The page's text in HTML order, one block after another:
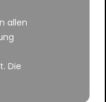
allen
Die